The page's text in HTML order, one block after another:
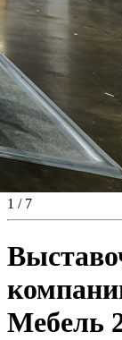
1 / 7
Мебель